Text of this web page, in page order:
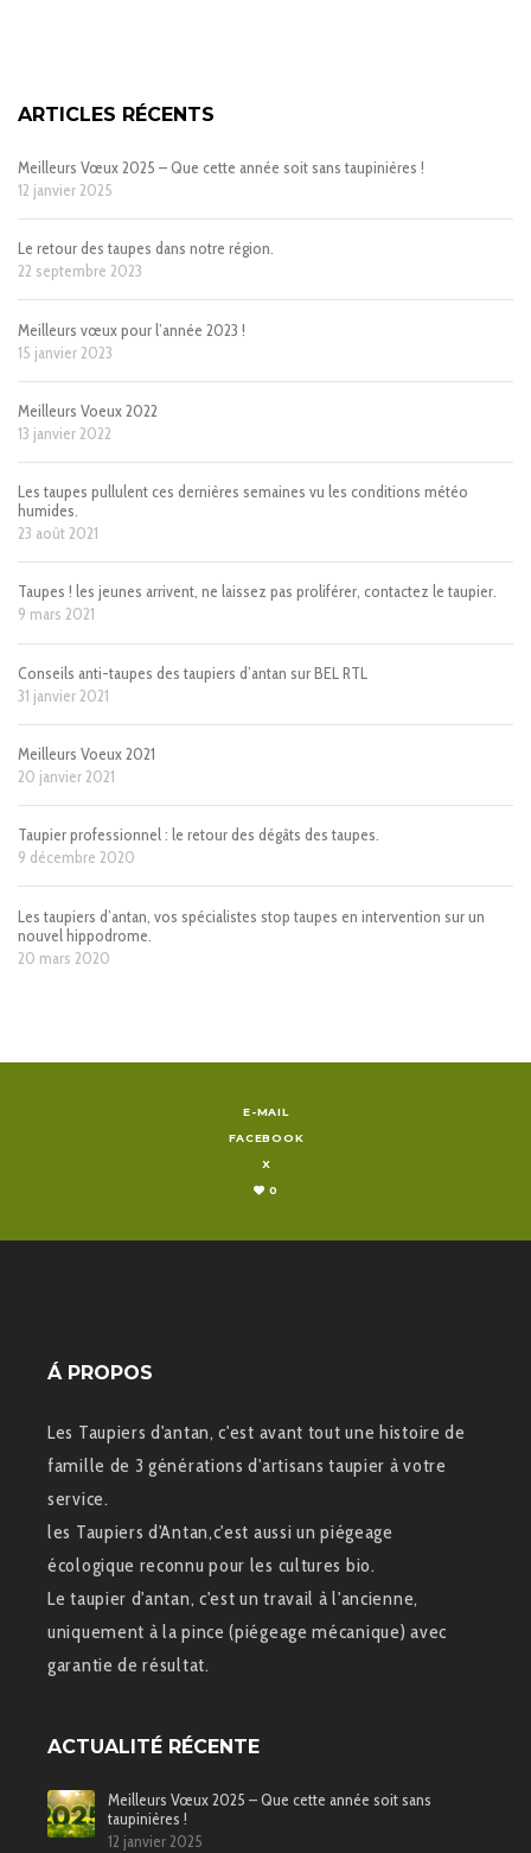
ARTICLES RÉCENTS
Meilleurs Vœux 2025 – Que cette année soit sans taupinières !
12 janvier 2025
Le retour des taupes dans notre région.
22 septembre 2023
Meilleurs vœux pour l’année 2023 !
15 janvier 2023
Meilleurs Voeux 2022
13 janvier 2022
Les taupes pullulent ces dernières semaines vu les conditions météo
humides.
23 août 2021
Taupes ! les jeunes arrivent, ne laissez pas proliférer, contactez le taupier.
9 mars 2021
Conseils anti-taupes des taupiers d’antan sur BEL RTL
31 janvier 2021
Meilleurs Voeux 2021
20 janvier 2021
Taupier professionnel : le retour des dégâts des taupes.
9 décembre 2020
Les taupiers d’antan, vos spécialistes stop taupes en intervention sur un
nouvel hippodrome.
20 mars 2020
E-MAIL
FACEBOOK
X
0
Á PROPOS
Les Taupiers d'antan, c'est avant tout une histoire de
famille de 3 générations d'artisans taupier à votre
service.
les Taupiers d'Antan,c'est aussi un piégeage
écologique reconnu pour les cultures bio.
Le taupier d'antan, c'est un travail à l'ancienne,
uniquement à la pince (piégeage mécanique) avec
garantie de résultat.
ACTUALITÉ RÉCENTE
Meilleurs Vœux 2025 – Que cette année soit sans
taupinières !
12 janvier 2025